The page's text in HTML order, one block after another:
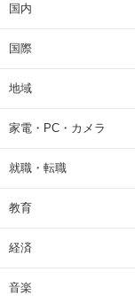
国内
国際
地域
家電・PC・カメラ
就職・転職
教育
経済
音楽